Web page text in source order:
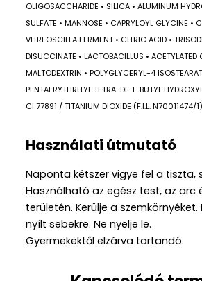
OLIGOSACCHARIDE • SILICA • ALUMINUM
SULFATE • MANNOSE • CAPRYLOYL GLYCINE •
VITREOSCILLA FERMENT • CITRIC ACID •
DISUCCINATE • LACTOBACILLUS • ACETYLATED
MALTODEXTRIN • POLYGLYCERYL-4
PENTAERYTHRITYL TETRA-DI-T-BUTYL
CI 77891 / TITANIUM DIOXIDE (F.I.L. N70011474/1)
Használati útmutató
Naponta kétszer vigye fel a tiszta,
Használható az egész test, az arc
területén. Kerülje a szemkörnyéket.
nyílt sebekre. Ne nyelje le.
Gyermekektől elzárva tartandó.